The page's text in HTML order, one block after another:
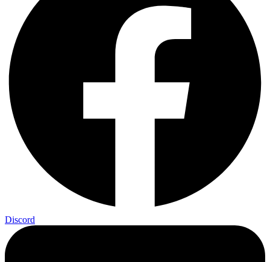
Discord